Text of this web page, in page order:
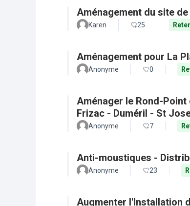
Aménagement du site
Karen 25
Aménagement pour La
Anonyme 0
Aménager le Rond-
Frizac - Duméril - St
Anonyme 7
Anti-moustiques -
Anonyme 23
Augmenter l'Installation